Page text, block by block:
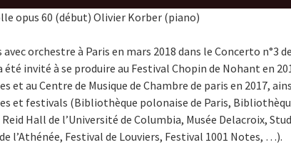
opus 60 (début) Olivier Korber (piano)
orchestre à Paris en mars 2018 dans le Concerto n°3
invité à se produire au Festival Chopin de Nohant en
et au Centre de Musique de Chambre de paris en 2017,
et festivals (Bibliothèque polonaise de Paris,
Hall de l’Université de Columbia, Musée Delacroix,
l’Athénée, Festival de Louviers, Festival 1001 Notes, …).